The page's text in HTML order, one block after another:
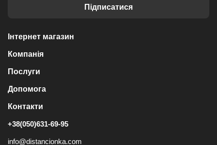
Підписатися
Інтернет магазин
Компанія
Послуги
Допомога
Контакти
+38(050)631-69-95
info@distancionka.com